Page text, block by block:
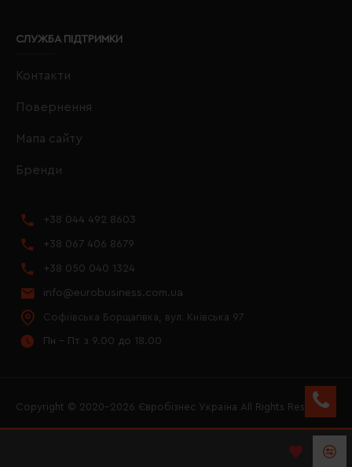
СЛУЖБА ПІДТРИМКИ
Контакти
Повернення
Мапа сайту
Бренди
+38 044 492 8603
+38 067 406 8679
+38 050 040 1324
info@eurobusiness.com.ua
Софіївська Борщагівка, вул. Київська 97
Пн - Пт з 9.00 до 18.00
Copyright © 2020–2026 Євробізнес Україна All Rights Reserved